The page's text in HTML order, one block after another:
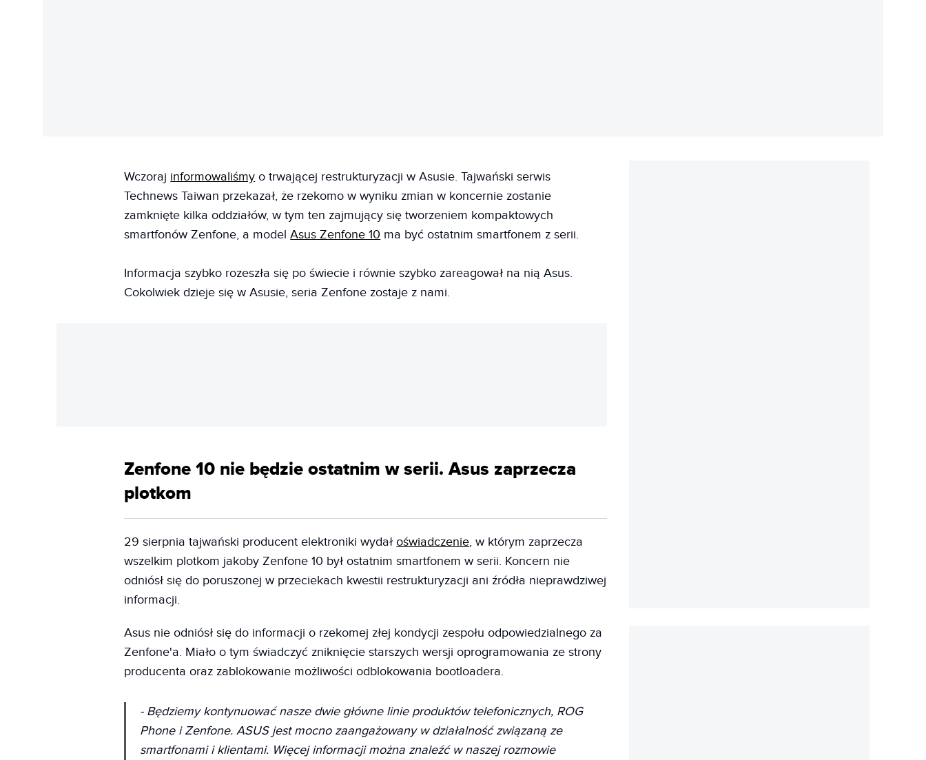
Wczoraj informowaliśmy o trwającej restrukturyzacji w Asusie. Tajwański serwis
Technews Taiwan przekazał, że rzekomo w wyniku zmian w koncernie zostanie
zamknięte kilka oddziałów, w tym ten zajmujący się tworzeniem kompaktowych
smartfonów Zenfone, a modelAsus Zenfone 10 ma być ostatnim smartfonem z serii.
Informacja szybko rozeszła się po świecie i równie szybko zareagował na nią Asus.
Cokolwiek dzieje się w Asusie, seria Zenfone zostaje z nami.
Zenfone 10 nie będzie ostatnim w serii. Asus zaprzecza
plotkom
29 sierpnia tajwański producent elektroniki wydałoświadczenie, w którym zaprzecza
wszelkim plotkom jakoby Zenfone 10 był ostatnim smartfonem w serii. Koncern nie
odniósł się do poruszonej w przeciekach kwestii restrukturyzacji ani źródła nieprawdziwej
informacji.
Asus nie odniósł się do informacji o rzekomej złej kondycji zespołu odpowiedzialnego za
Zenfone'a. Miało o tym świadczyć zniknięcie starszych wersji oprogramowania ze strony
producenta oraz zablokowanie możliwości odblokowania bootloadera.
- Będziemy kontynuować nasze dwie główne linie produktów telefonicznych, ROG
Phone i Zenfone. ASUS jest mocno zaangażowany w działalność związaną ze
smartfonami i klientami. Więcej informacji można znaleźć w naszej rozmowie